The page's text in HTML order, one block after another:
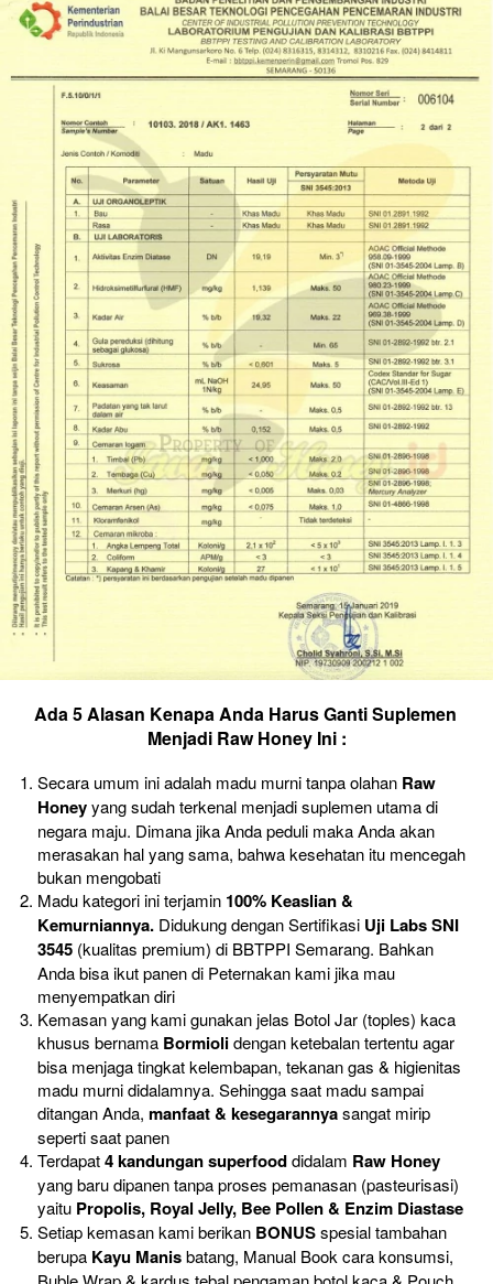
Ada 5 Alasan Kenapa Anda Harus Ganti Suplemen
Menjadi Raw Honey Ini :
Secara umum ini adalah madu murni tanpa olahan Raw
Honey yang sudah terkenal menjadi suplemen utama di
negara maju. Dimana jika Anda peduli maka Anda akan
merasakan hal yang sama, bahwa kesehatan itu mencegah
bukan mengobati
Madu kategori ini terjamin 100% Keaslian &
Kemurniannya. Didukung dengan Sertifikasi Uji Labs SNI
3545 (kualitas premium) di BBTPPI Semarang. Bahkan
Anda bisa ikut panen di Peternakan kami jika mau
menyempatkan diri
Kemasan yang kami gunakan jelas Botol Jar (toples) kaca
khusus bernama Bormioli dengan ketebalan tertentu agar
bisa menjaga tingkat kelembapan, tekanan gas & higienitas
madu murni didalamnya. Sehingga saat madu sampai
ditangan Anda, manfaat & kesegarannya sangat mirip
seperti saat panen
Terdapat 4 kandungan superfood didalam
yang baru dipanen tanpa proses pemanasan (pasteurisasi)
yaitu Propolis, Royal Jelly, Bee Pollen & Enzim Diastase
Setiap kemasan kami berikan BONUS spesial tambahan
berupa Kayu Manis batang, Manual Book cara konsumsi,